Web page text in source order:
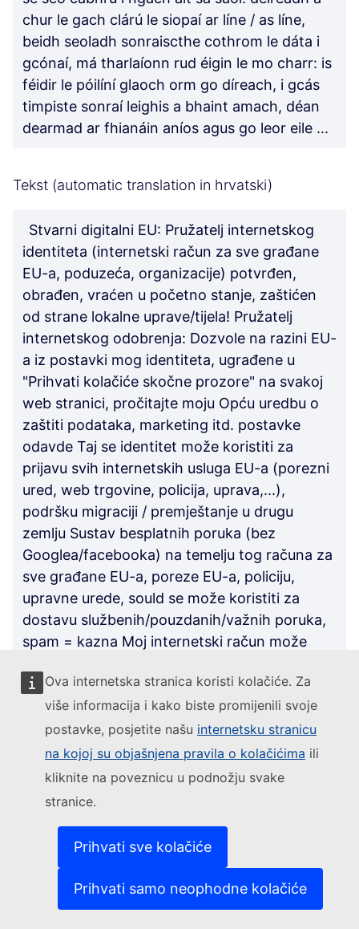
Ova internetska stranica koristi kolačiće. Za
više informacija i kako biste promijenili svoje
postavke, posjetite našu internetsku stranicu
na kojoj su objašnjena pravila o kolačićima ili
kliknite na poveznicu u podnožju svake
stranice.
Prihvati sve kolačiće
Prihvati samo neophodne kolačiće
chur le gach clárú le siopaí ar líne / as líne,
beidh seoladh sonraiscthe cothrom le dáta i
gcónaí, má tharlaíonn rud éigin le mo charr: is
féidir le póilíní glaoch orm go díreach, i gcás
timpiste sonraí leighis a bhaint amach, déan
dearmad ar fhianáin aníos agus go leor eile ...
Tekst (automatic translation in hrvatski)
Stvarni digitalni EU: Pružatelj internetskog
identiteta (internetski račun za sve građane
EU-a, poduzeća, organizacije) potvrđen,
obrađen, vraćen u početno stanje, zaštićen
od strane lokalne uprave/tijela! Pružatelj
internetskog odobrenja: Dozvole na razini EU-
a iz postavki mog identiteta, ugrađene u
"Prihvati kolačiće skočne prozore" na svakoj
web stranici, pročitajte moju Opću uredbu o
zaštiti podataka, marketing itd. postavke
odavde Taj se identitet može koristiti za
prijavu svih internetskih usluga EU-a (porezni
ured, web trgovine, policija, uprava,...),
podršku migraciji / premještanje u drugu
zemlju Sustav besplatnih poruka (bez
Googlea/facebooka) na temelju tog računa za
sve građane EU-a, poreze EU-a, policiju,
upravne urede, sould se može koristiti za
dostavu službenih/pouzdanih/važnih poruka,
spam = kazna Moj internetski račun može
obitelji, adresu za pozivanje itd. koja se može
pročitati u hitnim slučajevima, pružiti
informacije o vlasništvu za bilo koju policiju,
urede za upravljanje. To bi moglo pomoći
svugdje u životu: eliminirati sve registracije na
online / offline trgovinama, fakturiranje adresa
mojim automobilom: policija me može nazvati
izravno, u slučaju nesreće doći do medicinskih
podataka, zaboraviti kolačiće popup i još